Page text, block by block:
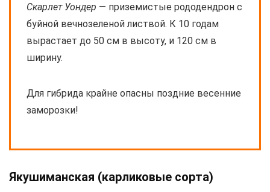
Скарлет Уондер — приземистые рододендрон с
буйной вечнозеленой листвой. К 10 годам
вырастает до 50 см в высоту, и 120 см в
ширину.
Для гибрида крайне опасны поздние весенние
заморозки!
Якушиманская (карликовые сорта)